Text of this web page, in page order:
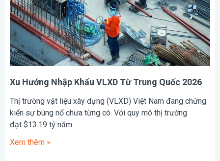
Xu Hướng Nhập Khẩu VLXD Từ Trung Quốc 2026
Thị trường vật liệu xây dựng (VLXD) Việt Nam đang chứng
kiến sự bùng nổ chưa từng có. Với quy mô thị trường
đạt $13.19 tỷ năm
Xem thêm »